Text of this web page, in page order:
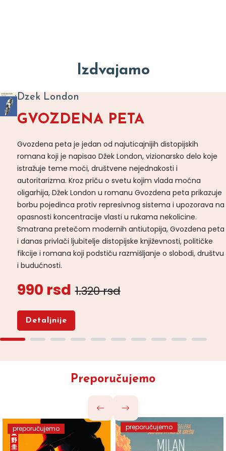
Izdvajamo
Dzek London
GVOZDENA PETA
Gvozdena peta je jedan od najuticajnijih distopijskih
romana koji je napisao Džek London, vizionarsko delo koje
istražuje teme moći, društvene nejednakosti i
autoritarizma. Kroz priču o svetu kojim vlada moćna
oligarhija, Džek London u romanu Gvozdena peta prikazuje
borbu pojedinca protiv represivnog sistema i upozorava na
opasnosti koncentracije vlasti u rukama nekolicine.
Smatrana pretečom modernih antiutopija, Gvozdena peta
i danas privlači ljubitelje distopijske književnosti, političke
fikcije i romana koji podstiču razmišljanje o slobodi, društvu
i budućnosti.
990 rsd 1.320 rsd
Detaljnije
Preporučujemo
preporučujemo preporučujemo